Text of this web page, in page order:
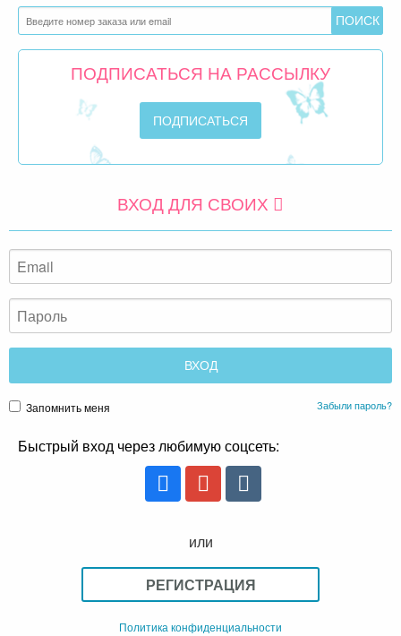
ПОДПИСАТЬСЯ НА РАССЫЛКУ
ВХОД ДЛЯ СВОИХ
Запомнить меня Забыли пароль?
Быстрый вход через любимую соцсеть:
или
РЕГИСТРАЦИЯ
Политика конфиденциальности